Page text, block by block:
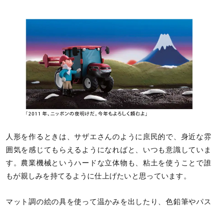
人形を作るときは、サザエさんのように庶民的で、身近な雰
囲気を感じてもらえるようになればと、いつも意識していま
す。農業機械というハードな立体物も、粘土を使うことで誰
もが親しみを持てるように仕上げたいと思っています。
マット調の絵の具を使って温かみを出したり、色鉛筆やパス